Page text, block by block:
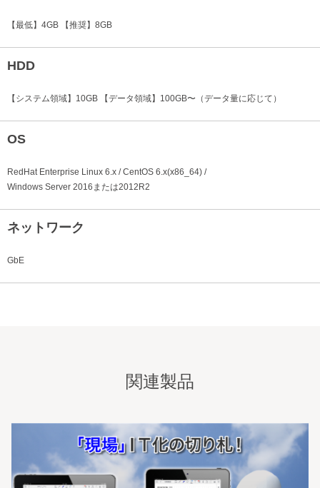
【最低】4GB 【推奨】8GB
HDD
【システム領域】10GB 【データ領域】100GB〜（データ量に応じて）
OS
RedHat Enterprise Linux 6.x / CentOS 6.x(x86_64) /
Windows Server 2016または2012R2
ネットワーク
GbE
関連製品